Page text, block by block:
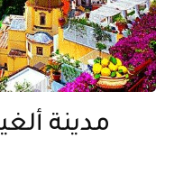
مدينة